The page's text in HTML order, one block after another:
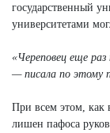
государственный
университетами
«Череповец еще раз
— писала по этому
При всем этом, как
лишен пафоса